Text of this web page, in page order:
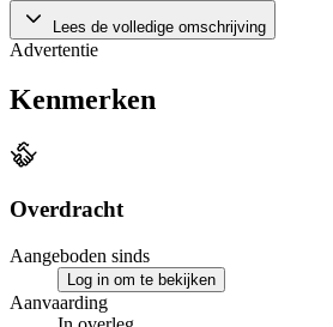
Lees de volledige omschrijving
Advertentie
Kenmerken
Overdracht
Aangeboden sinds
Log in om te bekijken
Aanvaarding